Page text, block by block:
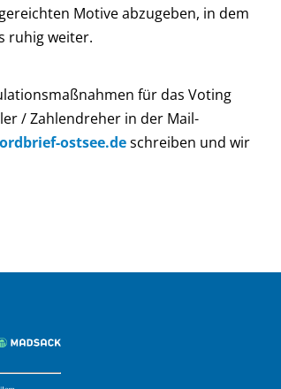
Motive abzugeben, in dem
ruhig weiter.
für das Voting
/ Zahlendreher in der Mail-
ostsee.deschreiben und wir